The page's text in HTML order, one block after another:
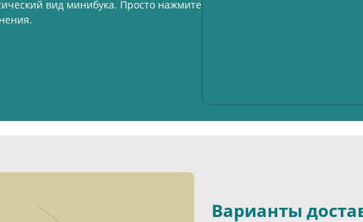
вид минибука. Просто нажмите
Варианты